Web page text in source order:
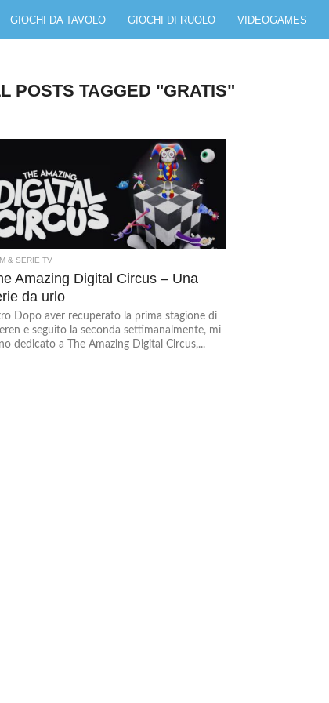
GIOCHI DA TAVOLO GIOCHI DI RUOLO VIDEOGAMES
POSTS TAGGED "GRATIS"
& SERIE TV
Amazing Digital Circus – Una
da urlo
Dopo aver recuperato la prima stagione di
e seguito la seconda settimanalmente, mi
dedicato a The Amazing Digital Circus,...